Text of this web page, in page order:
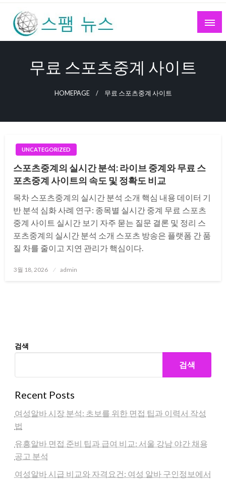
Skip
content
무료 스포츠중계 사이트
HOMEPAGE 무료 스포츠중계 사이트
UNCATEGORIZED
스포츠중계의 실시간 분석: 라이브 중계와 무료 스
포츠중계 사이트의 속도 및 정확도 비교
목차 스포츠중계의 실시간 분석 소개 핵심 내용 데이터 기
반 분석 심화 사례 연구: 종목별 실시간 중계 무료 스포츠
중계 사이트 실시간 보기 자주 묻는 질문 결론 및 정리 스
포츠중계의 실시간 분석 소개 스포츠 방송은 플랫폼 간 품
질 차를 줄이고 지연 관리가 핵심이다.
Posted
3월 18, 2026 admin
검색
검색
Recent Posts
여성알바 시장 분석: 초보를 위한 면접 팁과 이력서 작성
법
유흥알바 면접 준비 팁과 급여 비교: 서울 강남 야간 채용
공고 분석
여성알바 시급 비교와 자격요건: 여성 알바 구인정보에서